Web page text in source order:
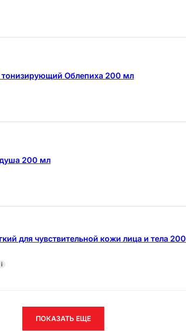
тонизирующий Облепиха 200 мл
душа 200 мл
для чувствительной кожи лица и тела 200
i
ПОКАЗАТЬ ЕЩЕ